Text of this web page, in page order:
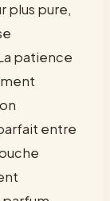
plus pure,
patience
entre